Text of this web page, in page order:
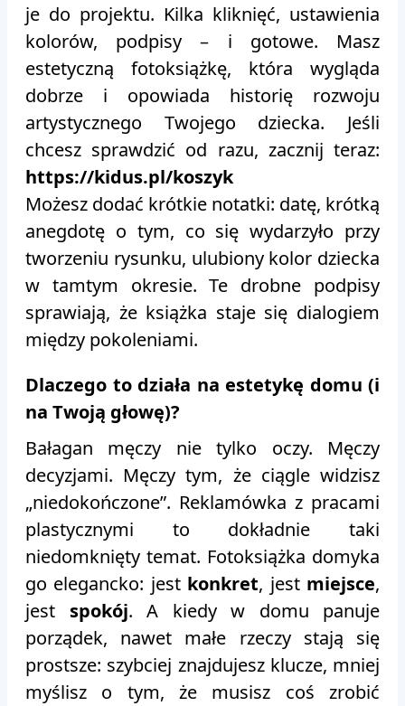
je do projektu. Kilka kliknięć, ustawienia
kolorów, podpisy – i gotowe. Masz
estetyczną fotoksiążkę, która wygląda
dobrze i opowiada historię rozwoju
artystycznego Twojego dziecka. Jeśli
chcesz sprawdzić od razu, zacznij teraz:
https://kidus.pl/koszyk
Możesz dodać krótkie notatki: datę, krótką
anegdotę o tym, co się wydarzyło przy
tworzeniu rysunku, ulubiony kolor dziecka
w tamtym okresie. Te drobne podpisy
sprawiają, że książka staje się dialogiem
między pokoleniami.
Dlaczego to działa na estetykę domu (i
na Twoją głowę)?
Bałagan męczy nie tylko oczy. Męczy
decyzjami. Męczy tym, że ciągle widzisz
„niedokończone”. Reklamówka z pracami
plastycznymi to dokładnie taki
niedomknięty temat. Fotoksiążka domyka
go elegancko: jest konkret, jest miejsce,
jest spokój. A kiedy w domu panuje
porządek, nawet małe rzeczy stają się
prostsze: szybciej znajdujesz klucze, mniej
myślisz o tym, że musisz coś zrobić